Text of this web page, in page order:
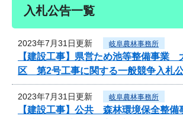
入札公告一覧
2023年7月31日更新 岐阜農林事務所
【建設工事】県営ため池等整備事業
区 第2号工事に関する一般競争入札
2023年7月31日更新 岐阜農林事務所
【建設工事】公共 森林環境保全整備